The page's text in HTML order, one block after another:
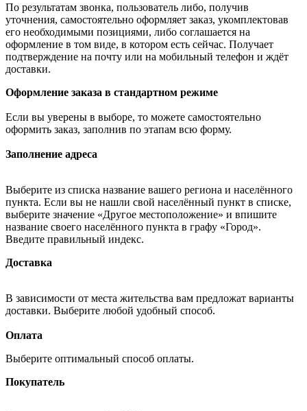
По результатам звонка, пользователь либо, получив
уточнения, самостоятельно оформляет заказ, укомплектовав
его необходимыми позициями, либо соглашается на
оформление в том виде, в котором есть сейчас. Получает
подтверждение на почту или на мобильный телефон и ждёт
доставки.
Оформление заказа в стандартном режиме
Если вы уверены в выборе, то можете самостоятельно
оформить заказ, заполнив по этапам всю форму.
Заполнение адреса
Выберите из списка название вашего региона и населённого
пункта. Если вы не нашли свой населённый пункт в списке,
выберите значение «Другое местоположение» и впишите
название своего населённого пункта в графу «Город».
Введите правильный индекс.
Доставка
В зависимости от места жительства вам предложат варианты
доставки. Выберите любой удобный способ.
Оплата
Выберите оптимальный способ оплаты.
Покупатель